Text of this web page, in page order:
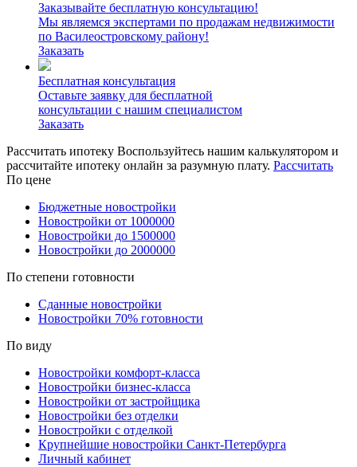
Заказывайте бесплатную консультацию!
Мы являемся экспертами по продажам недвижимости
по Василеостровскому району!
Заказать
Бесплатная консультация
Оставьте заявку для бесплатной
консультации с нашим специалистом
Заказать
Рассчитать ипотеку Воспользуйтесь нашим калькулятором и
рассчитайте ипотеку онлайн за разумную плату. Рассчитать
По цене
Бюджетные новостройки
Новостройки от 1000000
Новостройки до 1500000
Новостройки до 2000000
По степени готовности
Сданные новостройки
Новостройки 70% готовности
По виду
Новостройки комфорт-класса
Новостройки бизнес-класса
Новостройки от застройщика
Новостройки без отделки
Новостройки с отделкой
Крупнейшие новостройки Санкт-Петербурга
Личный кабинет